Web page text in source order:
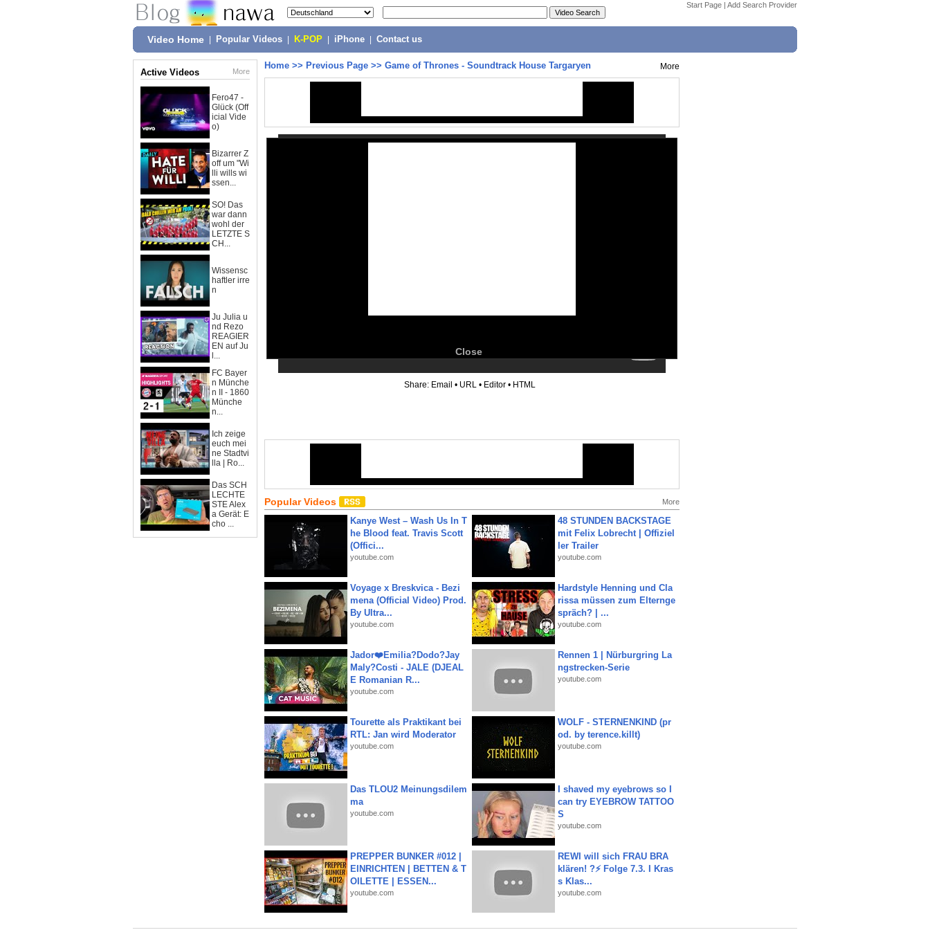
Start Page | Add Search Provider
Video Home Popular Videos K-POP iPhone Contact us
Active Videos More
Fero47 -
Glück (Off
icial Vide
o)
Bizarrer Z
off um "Wi
lli wills wi
ssen...
SO! Das
war dann
wohl der
LETZTE S
CH...
Wissensc
haftler irre
n
Ju Julia u
nd Rezo
REAGIER
EN auf Ju
l...
FC Bayer
n Münche
n II - 1860
Münche
n...
Ich zeige
euch mei
ne Stadtvi
lla | Ro...
Das SCH
LECHTE
STE Alex
a Gerät: E
cho ...
Home >> Previous Page >> Game of Thrones - Soundtrack House Targaryen More
Close
Share: Email • URL • Editor • HTML
Popular Videos More
Kanye West – Wash Us In T
he Blood feat. Travis Scott
(Offici...
youtube.com
48 STUNDEN BACKSTAGE
mit Felix Lobrecht | Offiziel
ler Trailer
youtube.com
Voyage x Breskvica - Bezi
mena (Official Video) Prod.
By Ultra...
youtube.com
Hardstyle Henning und Cla
rissa müssen zum Elternge
spräch? | ...
youtube.com
Jador❤️Emilia?Dodo?Jay
Maly?Costi - JALE (DJEAL
E Romanian R...
youtube.com
Rennen 1 | Nürburgring La
ngstrecken-Serie
youtube.com
Tourette als Praktikant bei
RTL: Jan wird Moderator
youtube.com
WOLF - STERNENKIND (pr
od. by terence.killt)
youtube.com
Das TLOU2 Meinungsdilem
ma
youtube.com
I shaved my eyebrows so I
can try EYEBROW TATTOO
S
youtube.com
PREPPER BUNKER #012 |
EINRICHTEN | BETTEN & T
OILETTE | ESSEN...
youtube.com
REWI will sich FRAU BRA
klären! ?⚡️ Folge 7.3. I Kras
s Klas...
youtube.com